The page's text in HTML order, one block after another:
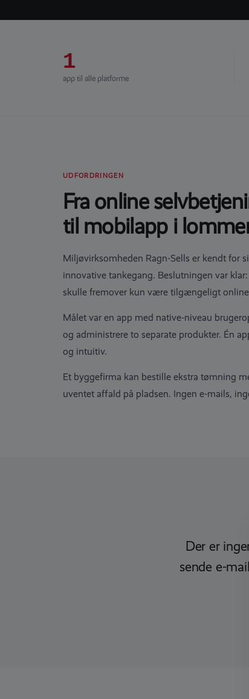
1
app til alle platforme
UDFORDRINGEN
Fra online
til mobilapp i
Miljøvirksomheden Ragn-Sells er kendt for
innovative tankegang. Beslutningen var
skulle fremover kun være tilgængeligt
Målet var en app med native-niveau
og administrere to separate produkter. Én
og intuitiv.
Et byggefirma kan bestille ekstra tømning
uventet affald på pladsen. Ingen e-mails,
Der er
sende e-